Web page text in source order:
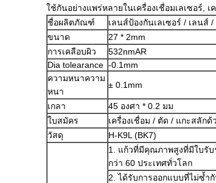
ใช้กันอย่างแพร่หลายในเครื่องเชื่อมเลเซอร์, เ
ชื่อผลิตภัณฑ์
เลนส์ป้องกันเลเซอร์ / เลนส์
ขนาด
27 * 2mm
การเคลือบผิว
532nmAR
Dia tolearance -0.1mm
ความหนาความ
หนา
± 0.1mm
เกลา
45 องศา * 0.2 มม
ใบสมัคร
เครื่องเชื่อม / ตัด / แกะสลักด้
วัสดุ
H-K9L (BK7)
1. แก้วที่มีคุณภาพสูงที่มีใบรับ
กว่า 60 ประเทศทั่วโลก
2. ได้รับการออกแบบที่ไม่ซ้ำ